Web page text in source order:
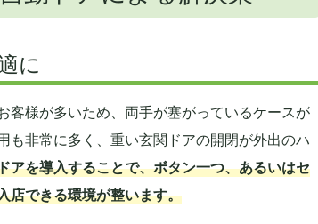
に
客様が多いため、両手が塞がっているケースが
非常に多く、重い玄関ドアの開閉が外出のハ
アを導入することで、ボタン一つ、あるいはセ
店できる環境が整います。